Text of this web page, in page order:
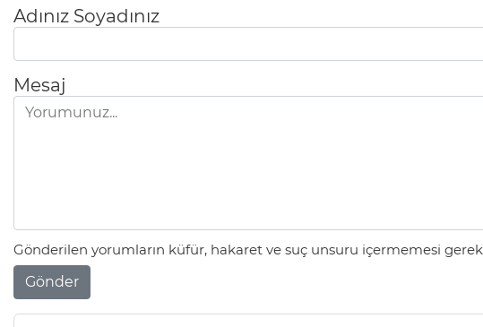
Adınız Soyadınız
Mesaj
Gönderilen yorumların küfür, hakaret ve suç unsuru içermemesi
Gönder